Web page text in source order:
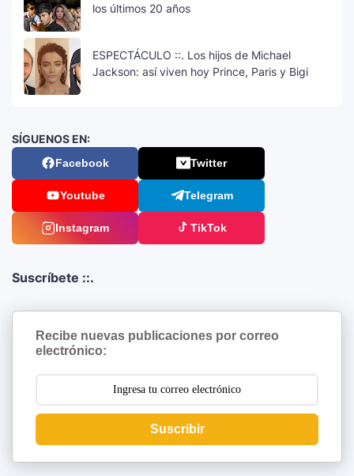
los últimos 20 años
ESPECTÁCULO ::. Los hijos de Michael
Jackson: así viven hoy Prince, Paris y Bigi
SÍGUENOS EN:
Facebook Twitter
Youtube Telegram
Instagram TikTok
Suscríbete ::.
Recibe nuevas publicaciones por correo
electrónico:
Suscribir